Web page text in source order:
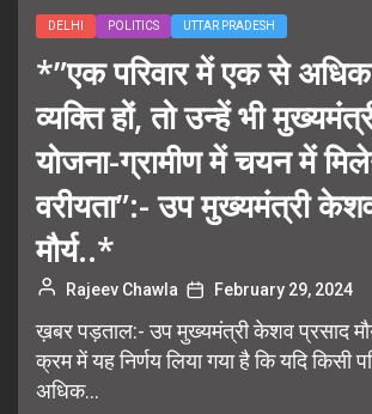
DELHI POLITICS UTTAR PRADESH
*”एक परिवार में एक से अधिक
व्यक्ति हों, तो उन्हें भी
योजना-ग्रामीण में चयन में
वरीयता”:- उप मुख्यमंत्री
मौर्य..*
Rajeev Chawla February 29, 2024
ख़बर पड़ताल:- उप मुख्यमंत्री केशव प्रसाद
क्रम में यह निर्णय लिया गया है कि यदि किसी
अधिक...